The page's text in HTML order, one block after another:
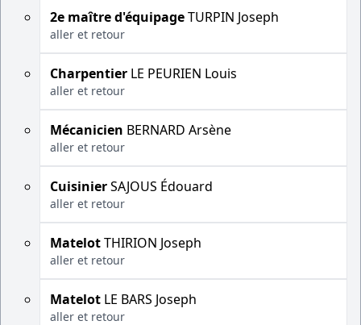
2e maître d'équipageTURPIN Joseph
aller et retour
Charpentier LE PEURIEN Louis
aller et retour
Mécanicien BERNARD Arsène
aller et retour
CuisinierSAJOUS Édouard
aller et retour
MatelotTHIRION Joseph
aller et retour
Matelot LE BARS Joseph
aller et retour